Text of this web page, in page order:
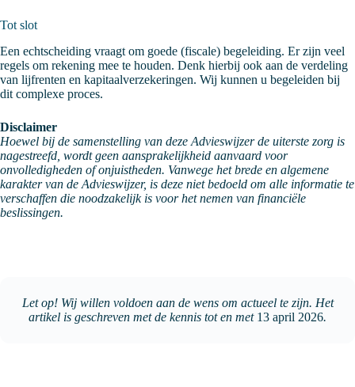
Tot slot
Een echtscheiding vraagt om goede (fiscale) begeleiding. Er zijn veel
regels om rekening mee te houden. Denk hierbij ook aan de verdeling
van lijfrenten en kapitaalverzekeringen. Wij kunnen u begeleiden bij
dit complexe proces.
Disclaimer
Hoewel bij de samenstelling van deze Advieswijzer de uiterste zorg is
nagestreefd, wordt geen aansprakelijkheid aanvaard voor
onvolledigheden of onjuistheden. Vanwege het brede en algemene
karakter van de Advieswijzer, is deze niet bedoeld om alle informatie te
verschaffen die noodzakelijk is voor het nemen van financiële
beslissingen.
Let op! Wij willen voldoen aan de wens om actueel te zijn. Het
artikel is geschreven met de kennis tot en met 13 april 2026.